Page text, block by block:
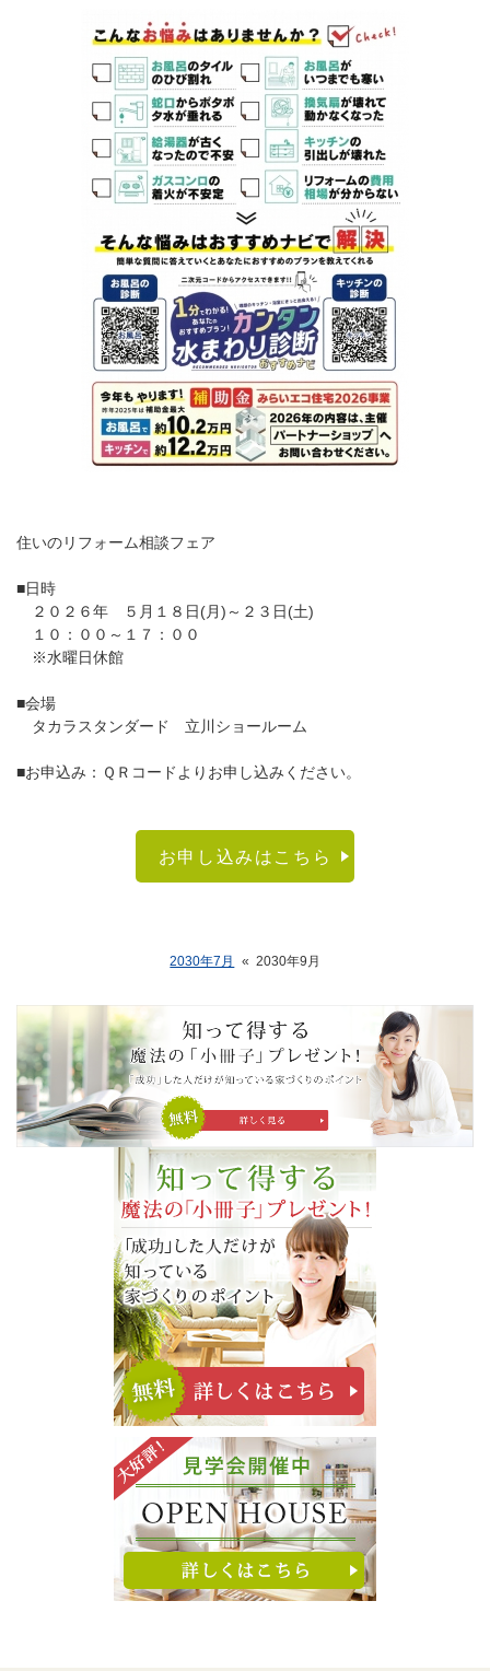
住いのリフォーム相談フェア
■日時
２０２６年 ５月１８日(月)～２３日(土)
１０：００～１７：００
※水曜日休館
■会場
タカラスタンダード 立川ショールーム
■お申込み：ＱＲコードよりお申し込みください。
お申し込みはこちら
2030年7月 « 2030年9月